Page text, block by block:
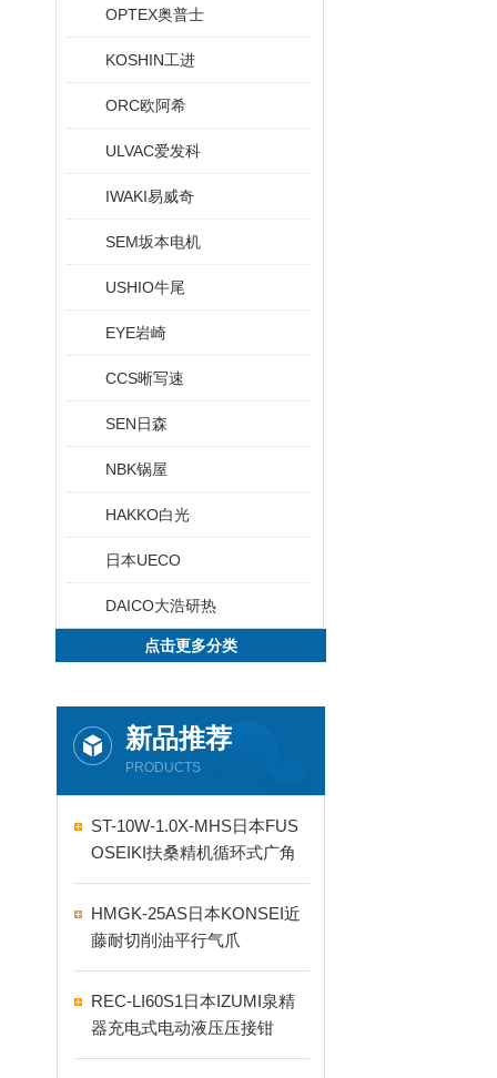
OPTEX奥普士
KOSHIN工进
ORC欧阿希
ULVAC爱发科
IWAKI易威奇
SEM坂本电机
USHIO牛尾
EYE岩崎
CCS晰写速
SEN日森
NBK锅屋
HAKKO白光
日本UECO
DAICO大浩研热
点击更多分类
新品推荐
PRODUCTS
ST-10W-1.0X-MHS日本FUS
OSEIKI扶桑精机循环式广角
自动喷嘴
HMGK-25AS日本KONSEI近
藤耐切削油平行气爪
REC-LI60S1日本IZUMI泉精
器充电式电动液压压接钳